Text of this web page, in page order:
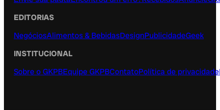
EDITORIAS
NegóciosAlimentos & BebidasDesignPublicidadeGeek
INSTITUCIONAL
Sobre o GKPBEquipe GKPBContatoPolítica de privacidade